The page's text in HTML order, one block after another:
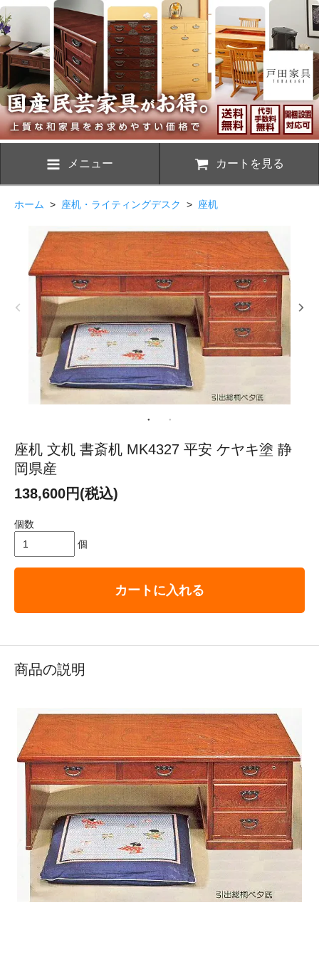
メニュー カートを見る
ホーム > 座机・ライティングデスク > 座机
座机 文机 書斎机 MK4327 平安 ケヤキ塗 静
岡県産
138,600円(税込)
個数
個
カートに入れる
商品の説明